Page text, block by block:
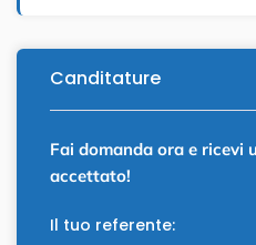
Canditature
Fai domanda ora e ricevi
accettato!
Il tuo referente: